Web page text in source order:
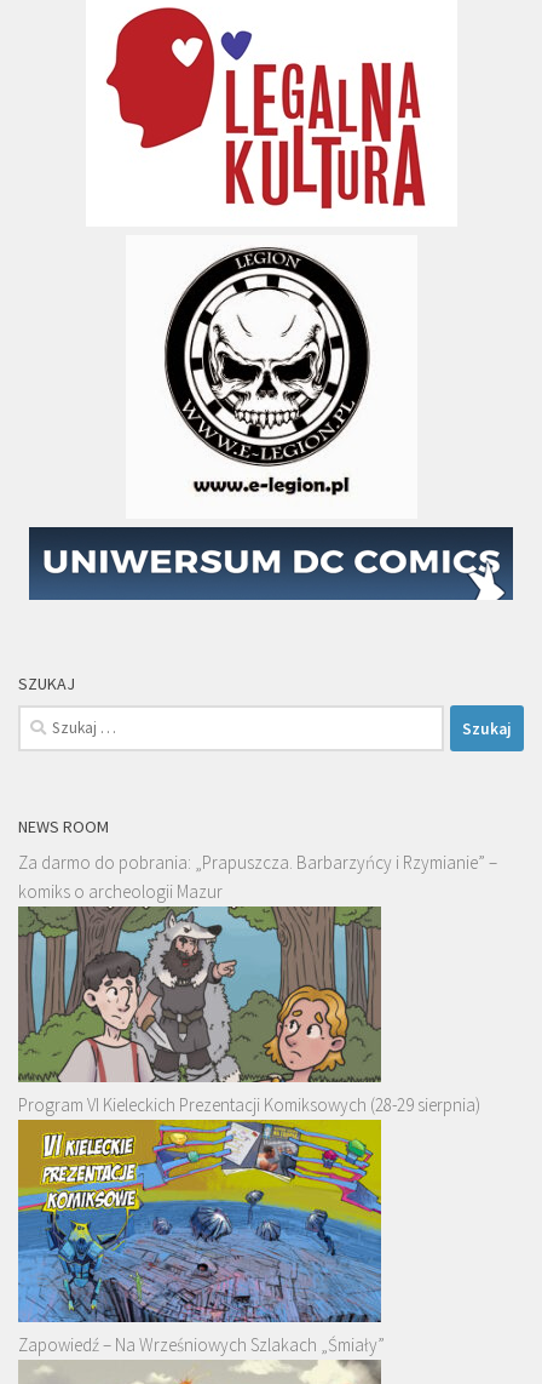
SZUKAJ
Szukaj:
NEWS ROOM
Za darmo do pobrania: „Prapuszcza. Barbarzyńcy i Rzymianie” –
komiks o archeologii Mazur
Program VI Kieleckich Prezentacji Komiksowych (28-29 sierpnia)
Zapowiedź – Na Wrześniowych Szlakach „Śmiały”